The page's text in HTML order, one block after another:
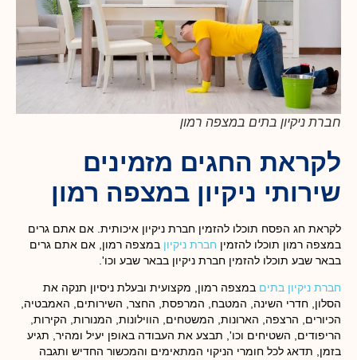
חברת ניקיון בתים במצפה רמון
לקראת החגים מזמינים
שירותי ניקיון במצפה רמון
לקראת חג הפסח תוכלו להזמין חברת ניקיון איכותית. אם אתם גרים
במצפה רמון תוכלו להזמין חברת ניקיון במצפה רמון, אם אתם גרים
בבאר שבע תוכלו להזמין חברת ניקיון בבאר שבע וכו'.
חברת ניקיון בתים במצפה רמון , מקצועית ובעלת ניסיון תנקה את
הסלון, חדרי השינה, המטבח, המרפסת, החצר, השירותים, האמבטיה,
הכיורים, הרצפה, הארונות, המשטחים, הווילונות, המנורות, הקירות,
הריפודים, השטיחים וכו', תבצע את העבודה באופן יעיל ומהיר, תגיע
בזמן, תדאג לכל חומרי הניקוי המתאימים והמכשור החדיש ותגבה